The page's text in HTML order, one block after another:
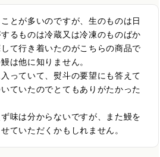
とが多いのですが、生のものは日
るものは冷蔵又は冷凍のものばか
て行き着いたのがこちらの商品で
は他に知りません。
っていて、熨斗の要望にも答えて
ていたのでとてもありがたかった
味は分からないですが、また鰻を
ていただくかもしれません。